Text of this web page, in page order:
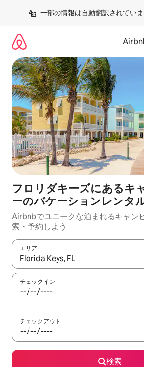
一部の情報は自動翻訳されていま
フロリダキーズにあるキ
ーのバケーションレンタ
Airbnbでユニークな泊まれるキャン
索・予約しよう
エリア
検索結果が表示されたら、上下の矢印
チェックイン
チェックアウト
検索